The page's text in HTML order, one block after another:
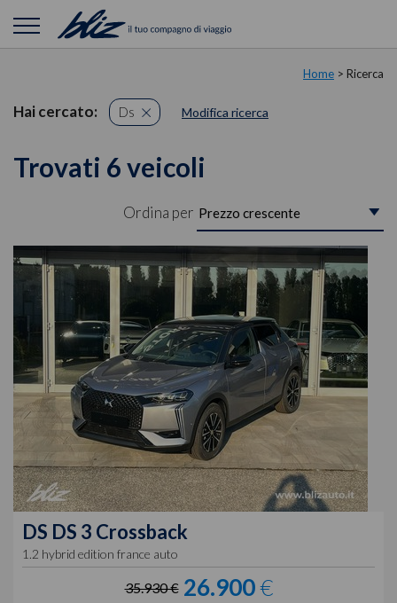
Home > Ricerca
Hai cercato: Ds Modifica ricerca
Trovati 6 veicoli
Ordina per
DS DS 3 Crossback
1.2 hybrid edition france auto
35.930 € 26.900€